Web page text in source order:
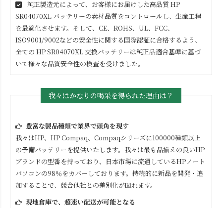
純正製造元によって、お客様にお届けした高品質 HP
SR04070XL バッテリーの素材品質をコントロールし、生産工程
を最適化させます。そして、CE、ROHS、UL、FCC、
ISO9001/9002などの安全性に関する国際認証に合格するよう、
全ての HP SR04070XL交換バッテリーは純正品適合基準に基づ
いて様々な品質安全性の検査を受けました。
我々はかなりの喝采を得られた理由は？
豊富な製品種類で業界で頭角を現す
我々はHP、HP Compaq、Compaqシリーズに100000種類以上
の予備バッテリーを提供いたします。我々は最も品揃えの良いHP
ブランドの型番を持っており、日本市場に流通しているHPノート
パソコンの98％をカバーしております。持続的に新品を開発・追
加することで、競合他社との差別化が図れます。
現地倉庫で、超速い配送が可能となる